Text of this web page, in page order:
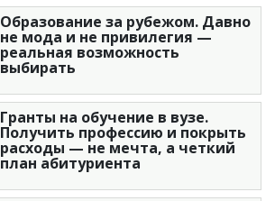
Образование за рубежом. Давно
не мода и не привилегия —
реальная возможность
выбирать
Гранты на обучение в вузе.
Получить профессию и покрыть
расходы — не мечта, а четкий
план абитуриента